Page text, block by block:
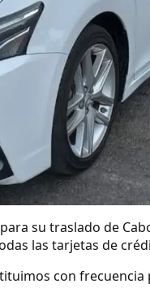
su traslado de
las tarjetas de
con frecuencia